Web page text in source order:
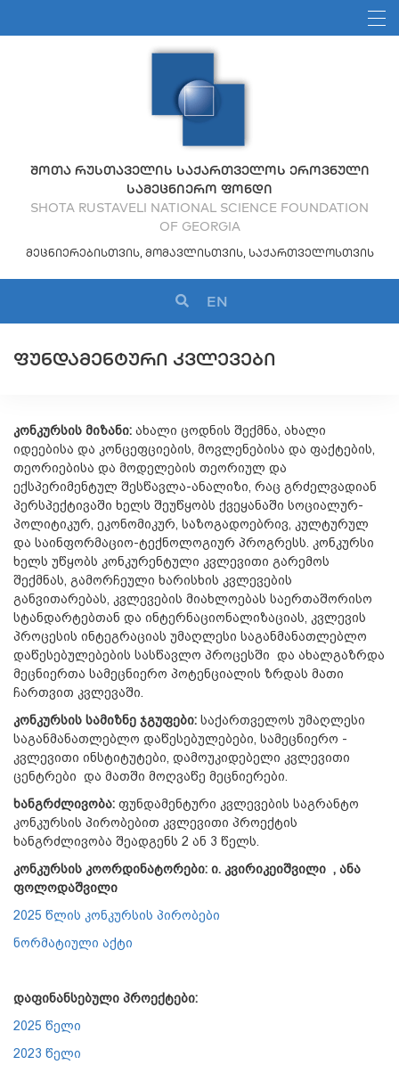
ᲨᲝᲗᲐ ᲠᲣᲡᲗᲐᲕᲔᲚᲘᲡ ᲡᲐᲥᲐᲠᲗᲕᲔᲚᲝᲡ ᲔᲠᲝᲕᲜᲣᲚᲘ
ᲡᲐᲛᲔᲪᲜᲘᲔᲠᲝ ᲤᲝᲜᲓᲘ
SHOTA RUSTAVELI NATIONAL SCIENCE FOUNDATION
OF GEORGIA
ᲛᲔᲪᲜᲘᲔᲠᲔᲑᲘᲡᲗᲕᲘᲡ, ᲛᲝᲛᲐᲕᲚᲘᲡᲗᲕᲘᲡ, ᲡᲐᲥᲐᲠᲗᲕᲔᲚᲝᲡᲗᲕᲘᲡ
EN
ᲤᲣᲜᲓᲐᲛᲔᲜᲢᲣᲠᲘ ᲙᲕᲚᲔᲕᲔᲑᲘ
კონკურსის მიზანი: ახალი ცოდნის შექმნა, ახალი
იდეებისა და კონცეფციების, მოვლენებისა და ფაქტების,
თეორიებისა და მოდელების თეორიულ და
ექსპერიმენტულ შესწავლა-ანალიზი, რაც გრძელვადიან
პერსპექტივაში ხელს შეუწყობს ქვეყანაში სოციალურ-
პოლიტიკურ, ეკონომიკურ, საზოგადოებრივ, კულტურულ
და საინფორმაციო-ტექნოლოგიურ პროგრესს. კონკურსი
ხელს უწყობს კონკურენტული კვლევითი გარემოს
შექმნას, გამორჩეული ხარისხის კვლევების
განვითარებას, კვლევების მიახლოებას საერთაშორისო
სტანდარტებთან და ინტერნაციონალიზაციას, კვლევის
პროცესის ინტეგრაციას უმაღლესი საგანმანათლებლო
დაწესებულებების სასწავლო პროცესში და ახალგაზრდა
მეცნიერთა სამეცნიერო პოტენციალის ზრდას მათი
ჩართვით კვლევაში.
კონკურსის სამიზნე ჯგუფები: საქართველოს უმაღლესი
საგანმანათლებლო დაწესებუ­ლებები, სამეცნიერო -
კვლევითი ინსტიტუტები, დამოუკიდებელი კვლევითი
ცენტრები და მათში მოღვაწე მეცნიერები.
ხანგრძლივობა: ფუნდამენტური კვლევების საგრანტო
კონკურსის პირობებით კვლევითი პროექტის
ხანგრძლივობა შეადგენს 2 ან 3 წელს.
კონკურსის კოორდინატორები: ი. კვირიკეიშვილი , ანა
ფოლოდაშვილი
2025 წლის კონკურსის პირობები
ნორმატიული აქტი
დაფინანსებული პროექტები:
2025 წელი
2023 წელი